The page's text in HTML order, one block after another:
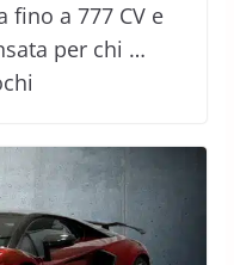
fino a 777 CV e
per chi …